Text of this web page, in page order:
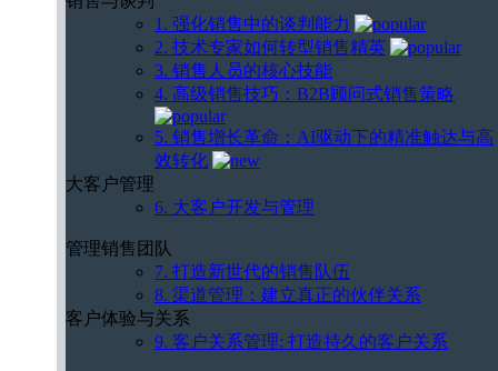
1. 强化销售中的谈判能力
2. 技术专家如何转型销售精英
3. 销售人员的核心技能
4. 高级销售技巧：B2B顾问式销售策略
5. 销售增长革命：AI驱动下的精准触达与高
效转化
大客户管理
6. 大客户开发与管理
管理销售团队
7. 打造新世代的销售队伍
8. 渠道管理：建立真正的伙伴关系
客户体验与关系
9. 客户关系管理: 打造持久的客户关系